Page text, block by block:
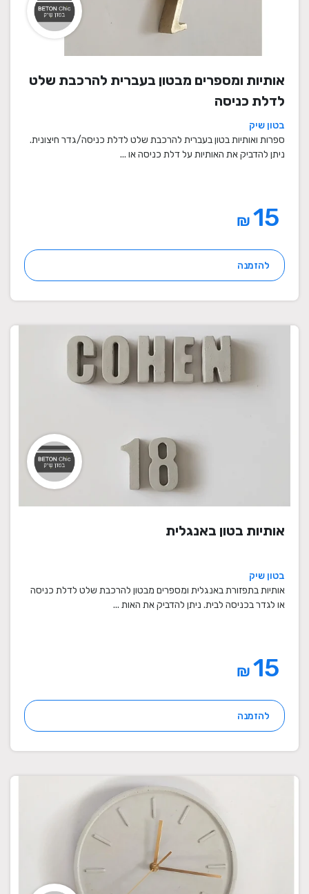
אותיות ומספרים מבטון בעברית להרכבת שלט
לדלת כניסה
בטון שיק
ספרות ואותיות בטון בעברית להרכבת שלט לדלת כניסה/גדר חיצונית.
ניתן להדביק את האותיות על דלת כניסה או ...
₪
להזמנה
אותיות בטון באנגלית
בטון שיק
אותיות בתפזורת באנגלית ומספרים מבטון להרכבת שלט לדלת כניסה
או לגדר בכניסה לבית. ניתן להדביק את האות ...
₪
להזמנה